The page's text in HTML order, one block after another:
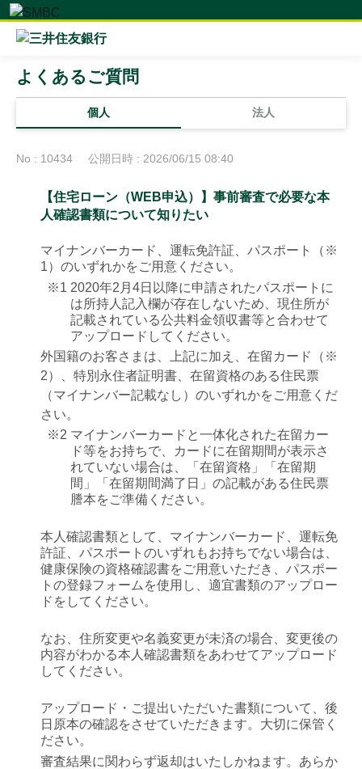
個人 法人
よくあるご質問
No : 10434 公開日時 : 2026/06/15 08:40
【住宅ローン（WEB申込）】事前審査で必要な本
人確認書類について知りたい
マイナンバーカード、運転免許証、パスポート（※
1）のいずれかをご用意ください。
※1 2020年2月4日以降に申請されたパスポートに
は所持人記入欄が存在しないため、現住所が
記載されている公共料金領収書等と合わせて
アップロードしてください。
外国籍のお客さまは、上記に加え、在留カード（※
2）、特別永住者証明書、在留資格のある住民票
（マイナンバー記載なし）のいずれかをご用意くだ
さい。
※2 マイナンバーカードと一体化された在留カー
ド等をお持ちで、カードに在留期間が表示さ
れていない場合は、「在留資格」「在留期
間」「在留期間満了日」の記載がある住民票
謄本をご準備ください。
本人確認書類として、マイナンバーカード、運転免
許証、パスポートのいずれもお持ちでない場合は、
健康保険の資格確認書をご用意いただき、パスポー
トの登録フォームを使用し、適宜書類のアップロー
ドをしてください。
なお、住所変更や名義変更が未済の場合、変更後の
内容がわかる本人確認書類をあわせてアップロード
してください。
アップロード・ご提出いただいた書類について、後
日原本の確認をさせていただきます。大切に保管く
ださい。
審査結果に関わらず返却はいたしかねます。あらか